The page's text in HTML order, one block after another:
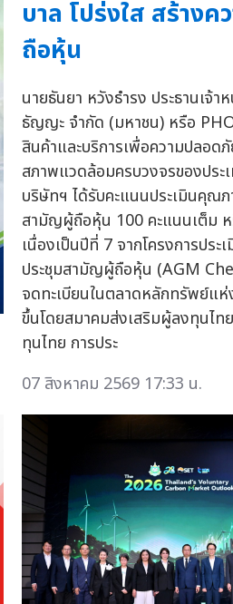
บาล โปร่งใส สร้างค
ถือหุ้น
นายธันยา หวังธำรง ประธานเจ้
ธัญญะ จำกัด (มหาชน) หรือ
สินค้าและบริการเพื่อความปลอด
สภาพแวดล้อมครบวงจรของประ
บริษัทฯ ได้รับคะแนนประเมินคุณ
สามัญผู้ถือหุ้น 100 คะแนนเต็ม
เนื่องเป็นปีที่ 7 จากโครงการปร
ประชุมสามัญผู้ถือหุ้น (AGM
จดทะเบียนในตลาดหลักทรัพย์แห่
ขึ้นโดยสมาคมส่งเสริมผู้ลงทุนไท
ทุนไทย การประ
07 สิงหาคม 2569 17:33 น.